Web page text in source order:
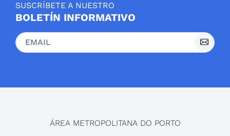
SUSCRÍBETE A NUESTRO
BOLETÍN INFORMATIVO
ÁREA METROPOLITANA DO PORTO